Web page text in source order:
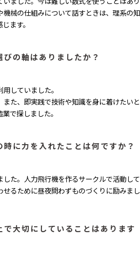
機械の仕組みについて話すときは、理系の知
ます。
びの軸はありましたか？
していました。
た、即実践で技術や知識を身に着けたいと
で探しました。
時に力を入れたことは何ですか？
た。人力飛行機を作るサークルで活動して
るために昼夜問わずものづくりに励みまし
で大切にしていることはあります